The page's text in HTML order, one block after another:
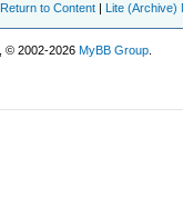
Return to Content | Lite (Archive)
, © 2002-2026MyBB Group